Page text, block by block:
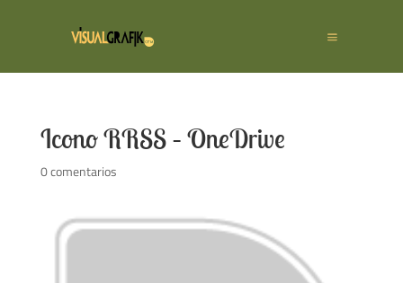
Icono RRSS – OneDrive
0 comentarios